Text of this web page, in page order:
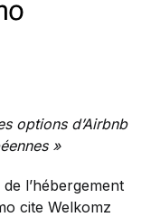
options d’Airbnb
»
l’hébergement
cite Welkomz